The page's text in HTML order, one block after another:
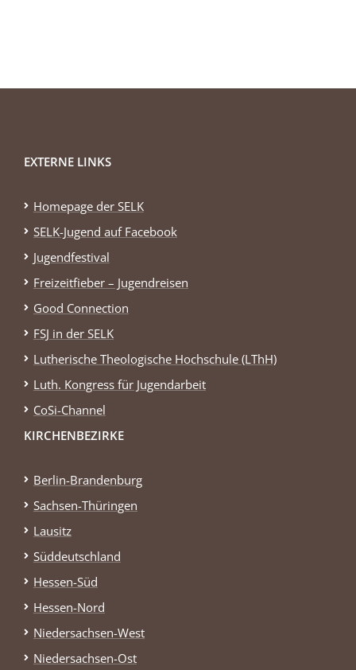
EXTERNE LINKS
Homepage der SELK
SELK-Jugend auf Facebook
Jugendfestival
Freizeitfieber – Jugendreisen
Good Connection
FSJ in der SELK
Lutherische Theologische Hochschule (LThH)
Luth. Kongress für Jugendarbeit
CoSi-Channel
KIRCHENBEZIRKE
Berlin-Brandenburg
Sachsen-Thüringen
Lausitz
Süddeutschland
Hessen-Süd
Hessen-Nord
Niedersachsen-West
Niedersachsen-Ost